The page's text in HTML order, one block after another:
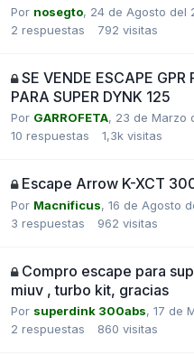
Por nosegto, 24 de Agosto del
2 respuestas 792 visitas
SE VENDE ESCAPE GPR
PARA SUPER DYNK 125
Por GARROFETA, 23 de Marzo
10 respuestas 1,3k visitas
Escape Arrow K-XCT
Por Macnificus, 16 de Agosto
3 respuestas 962 visitas
Compro escape para
miuv , turbo kit, gracias
Por superdink 300abs, 17 de
2 respuestas 860 visitas